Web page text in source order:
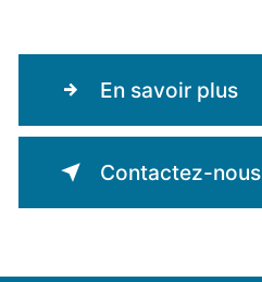
En savoir plus
Contactez-nous